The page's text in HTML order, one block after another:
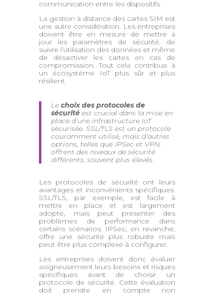
communication entre les dispositifs.
La gestion à distance des cartes SIM est
une autre considération. Les entreprises
doivent être en mesure de mettre à
jour les paramètres de sécurité, de
suivre l’utilisation des données et même
de désactiver les cartes en cas de
compromission. Tout cela contribue à
un écosystème IoT plus sûr et plus
résilient.
Le choix des protocoles de
sécuritéest crucial dans la mise en
place d’une infrastructure IoT
sécurisée. SSL/TLS est un protocole
couramment utilisé, mais d’autres
options, telles que IPSec et VPN,
offrent des niveaux de sécurité
différents, souvent plus élevés.
Les protocoles de sécurité ont leurs
avantages et inconvénients spécifiques.
SSL/TLS, par exemple, est facile à
mettre en place et est largement
adopté, mais peut présenter des
problèmes de performance dans
certains scénarios. IPSec, en revanche,
offre une sécurité plus robuste mais
peut être plus complexe à configurer.
Les entreprises doivent donc évaluer
soigneusement leurs besoins et risques
spécifiques avant de choisir un
protocole de sécurité. Cette évaluation
doit prendre en compte non